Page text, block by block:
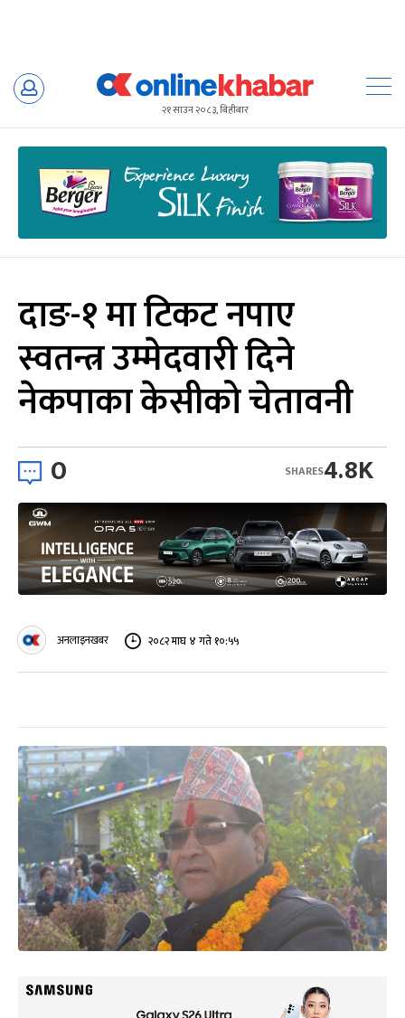
Skip
२१ साउन २०८३, बिहीबार
दाङ-१ मा टिकट नपाए
स्वतन्त्र उम्मेदवारी दिने
नेकपाका केसीको चेतावनी
0 4.8K
SHARES
अनलाइनखबर २०८२ माघ ४ गते १०:५५